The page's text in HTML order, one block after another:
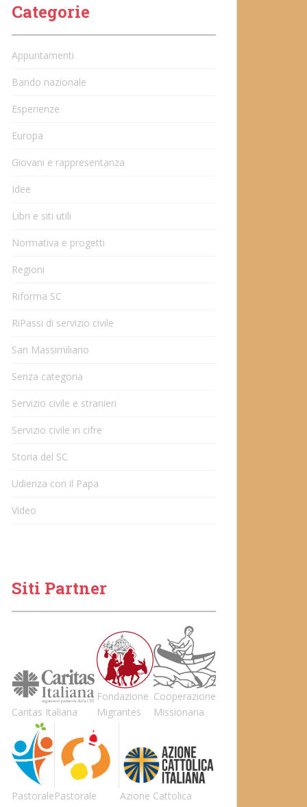
Categorie
Appuntamenti
Bando nazionale
Esperienze
Europa
Giovani e rappresentanza
Idee
Libri e siti utili
Normativa e progetti
Regioni
Riforma SC
RiPassi di servizio civile
San Massimiliano
Senza categoria
Servizio civile e stranieri
Servizio civile in cifre
Storia del SC
Udienza con il Papa
Video
Siti Partner
Caritas Italiana
Fondazione
Migrantes
Cooperazione
Missionaria
PastoralePastorale
Azione Cattolica